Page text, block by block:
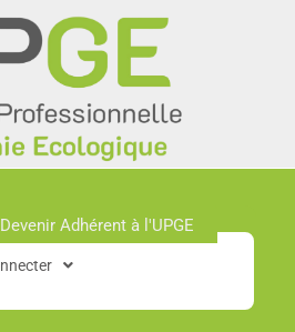
Devenir Adhérent à l'UPGE​